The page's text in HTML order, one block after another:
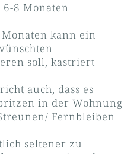
8 Monaten
kann ein
soll, kastriert
auch, dass es
in der Wohnung
Fernbleiben
seltener zu